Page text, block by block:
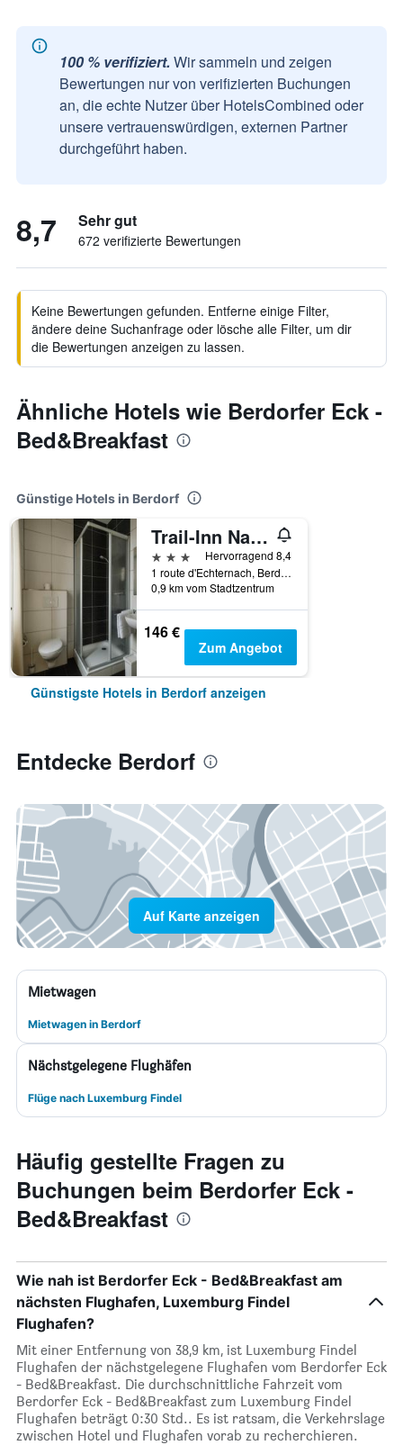
100 % verifiziert. Wir sammeln und zeigen
Bewertungen nur von verifizierten Buchungen
an, die echte Nutzer über HotelsCombined oder
unsere vertrauenswürdigen, externen Partner
durchgeführt haben.
8,7 Sehr gut
672 verifizierte Bewertungen
Keine Bewertungen gefunden. Entferne einige Filter,
ändere deine Suchanfrage oder lösche alle Filter, um dir
die Bewertungen anzeigen zu lassen.
Ähnliche Hotels wie Berdorfer Eck -
Bed&Breakfast
Günstige Hotels in Berdorf
Trail-Inn Natur & Sporthotel
3 Sterne
Hervorragend 8,4
1 route d'Echternach, Berdorf, Distrikt Grevenmacher, Luxemburg
0,9 km vom Stadtzentrum
146 €
Zum Angebot
Günstigste Hotels in Berdorf anzeigen
Entdecke Berdorf
Auf Karte anzeigen
Mietwagen
Mietwagen in Berdorf
Nächstgelegene Flughäfen
Flüge nach Luxemburg Findel
Häufig gestellte Fragen zu
Buchungen beim Berdorfer Eck -
Bed&Breakfast
Wie nah ist Berdorfer Eck - Bed&Breakfast am
nächsten Flughafen, Luxemburg Findel
Flughafen?
Mit einer Entfernung von 38,9 km, ist Luxemburg Findel
Flughafen der nächstgelegene Flughafen vom Berdorfer Eck
- Bed&Breakfast. Die durchschnittliche Fahrzeit vom
Berdorfer Eck - Bed&Breakfast zum Luxemburg Findel
Flughafen beträgt 0:30 Std.. Es ist ratsam, die Verkehrslage
zwischen Hotel und Flughafen vorab zu recherchieren.